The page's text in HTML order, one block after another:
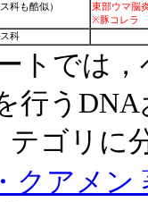
科も酷似）
東部ウマ脳
※豚コレラ
科
トでは
行う
テゴリに
クアメン